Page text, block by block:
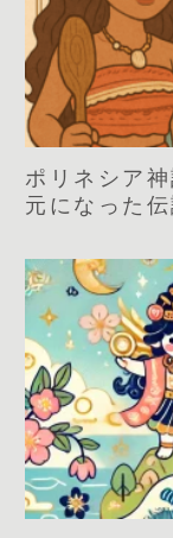
ポリネシア
元になった伝